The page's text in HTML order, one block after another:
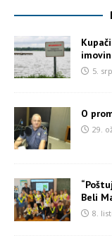
5.
O
29.
Beli
8.